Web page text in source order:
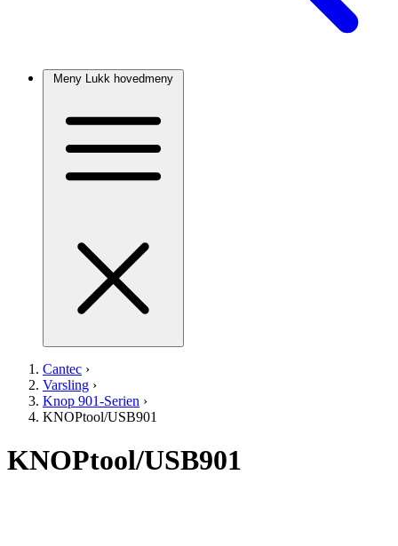
Meny Lukk hovedmeny
Cantec ›
Varsling ›
Knop 901-Serien ›
KNOPtool/USB901
KNOPtool/USB901